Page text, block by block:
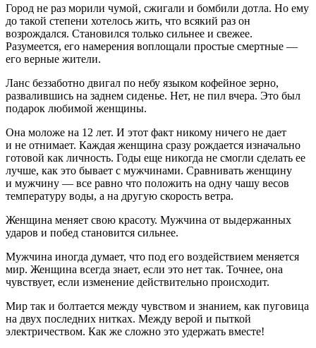
Город не раз морили чумой, сжигали и бомбили дотла. Но ему
до такой степени хотелось жить, что всякий раз он
возрождался. Становился только сильнее и свежее.
Разумеется, его намерения воплощали простые смертные —
его верные жители.
Ланс беззаботно двигал по небу языком кофейное зерно,
развалившись на заднем сиденье. Нет, не пил вчера. Это был
подарок любимой женщины.
Она моложе на 12 лет. И этот факт никому ничего не дает
и не отнимает. Каждая женщина сразу рождается изначально
готовой как личность. Годы еще никогда не смогли сделать ее
лучше, как это бывает с мужчинами. Сравнивать женщину
и мужчину — все равно что положить на одну чашу весов
температуру воды, а на другую скорость ветра.
Женщина меняет свою красоту. Мужчина от выдержанных
ударов и побед становится сильнее.
Мужчина иногда думает, что под его воздействием меняется
мир. Женщина всегда знает, если это нет так. Точнее, она
чувствует, если изменение действительно происходит.
Мир так и болтается между чувством и знанием, как пуговица
на двух последних нитках. Между верой и пыткой
электричеством. Как же сложно это удержать вместе!